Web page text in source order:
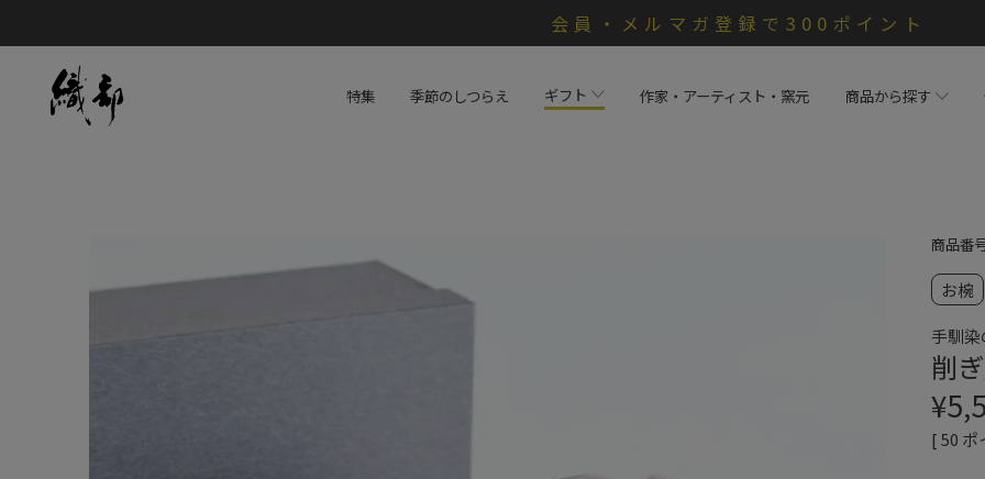
会員・メルマガ登録で300ポイント
特集 季節のしつらえ ギフト 作家・アーティスト・窯元 商品から探す
商品番
お椀
手馴
削
¥
[50 ポ